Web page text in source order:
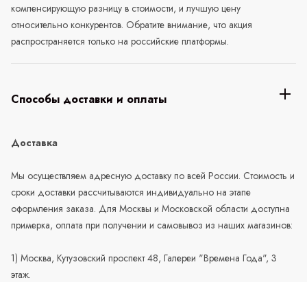
компенсирующую разницу в стоимости, и лучшую цену
относительно конкурентов. Обратите внимание, что акция
распространяется только на российские платформы.
Способы доставки и оплаты
Доставка
Мы осуществляем адресную доставку по всей России. Стоимость и
сроки доставки рассчитываются индивидуально на этапе
оформления заказа. Для Москвы и Московской области доступна
примерка, оплата при получении и самовывоз из наших магазинов:
1) Москва, Кутузовский проспект 48, Галереи "Времена Года", 3
этаж.